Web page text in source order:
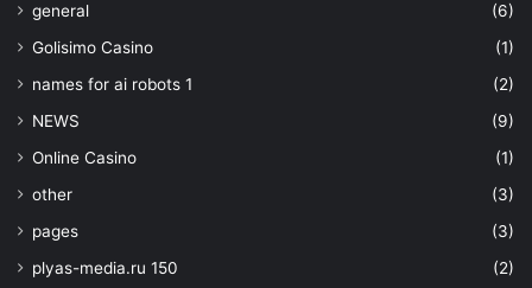
general
(6)
Golisimo Casino
(1)
names for ai robots 1
(2)
NEWS
(9)
Online Casino
(1)
other
(3)
pages
(3)
plyas-media.ru 150
(2)